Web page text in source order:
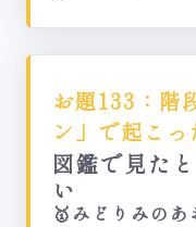
お題133：階
ン」で起こ
図鑑で見た
い
🥇みどりみのあ